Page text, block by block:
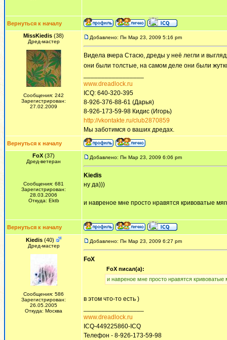
Вернуться к началу
MissKiedis (38)
Дред-мастер
Сообщения: 242
Зарегистрирован:
27.02.2009
Добавлено: Пн Мар 23, 2009 5:16 pm
Видела вчера Стасю, дреды у неё легли и
они были толстые, на самом деле они были
www.dreadlock.ru
ICQ: 640-320-395
8-926-376-88-61 (Дарья)
8-926-173-59-98 Кидис (Игорь)
http://vkontakte.ru/club2870859
Мы заботимся о ваших дредах.
Вернуться к началу
FoX (37)
Дред-ветеран
Сообщения: 681
Зарегистрирован:
28.03.2006
Откуда: Ektb
Добавлено: Пн Мар 23, 2009 6:06 pm
Kiedis
ну да)))
и навреное мне просто нравятся кривоватые
Вернуться к началу
Kiedis (40)
Дред-мастер
Сообщения: 586
Зарегистрирован:
26.05.2005
Откуда: Москва
Добавлено: Пн Мар 23, 2009 6:27 pm
FoX
FoX писал(а):
и навреное мне просто нравятся кривоватые
в этом что-то есть )
www.dreadlock.ru
ICQ-449225860-ICQ
Телефон - 8-926-173-59-98